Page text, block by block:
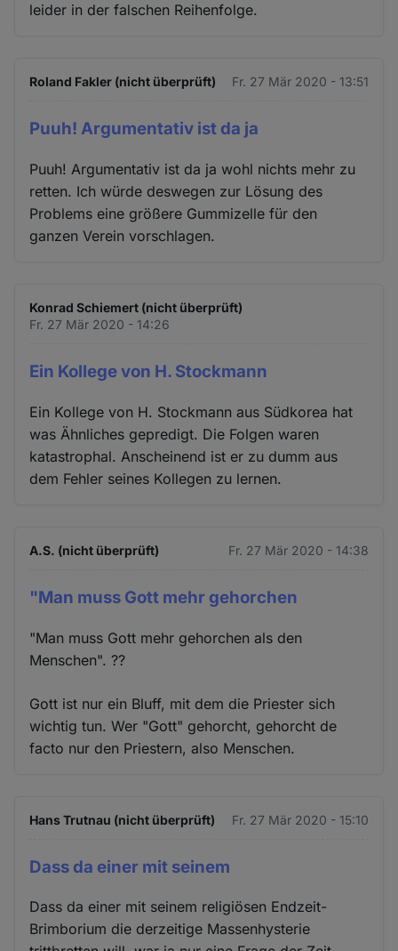
leider in der falschen Reihenfolge.
Roland Fakler (nicht überprüft) Fr. 27 Mär 2020 - 13:51
Puuh! Argumentativ ist da ja
Puuh! Argumentativ ist da ja wohl nichts mehr zu
retten. Ich würde deswegen zur Lösung des
Problems eine größere Gummizelle für den
ganzen Verein vorschlagen.
Konrad Schiemert (nicht überprüft)
Fr. 27 Mär 2020 - 14:26
Ein Kollege von H. Stockmann
Ein Kollege von H. Stockmann aus Südkorea hat
was Ähnliches gepredigt. Die Folgen waren
katastrophal. Anscheinend ist er zu dumm aus
dem Fehler seines Kollegen zu lernen.
A.S. (nicht überprüft) Fr. 27 Mär 2020 - 14:38
"Man muss Gott mehr gehorchen
"Man muss Gott mehr gehorchen als den
Menschen". ??
Gott ist nur ein Bluff, mit dem die Priester sich
wichtig tun. Wer "Gott" gehorcht, gehorcht de
facto nur den Priestern, also Menschen.
Hans Trutnau (nicht überprüft) Fr. 27 Mär 2020 - 15:10
Dass da einer mit seinem
Dass da einer mit seinem religiösen Endzeit-
Brimborium die derzeitige Massenhysterie